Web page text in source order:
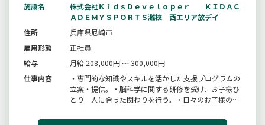
施設名
株式会社ＫｉｄｓＤｅｖｅｌｏｐｅｒ ＫＩＤＡＣ
ＡＤＥＭＹＳＰＯＲＴＳ灘校 西エリア放デイ
住所
兵庫県尼崎市
雇用形態
正社員
給与
月給 208,000円 ～ 300,000円
仕事内容
・専門的な知識やスキルを活かした支援プログラムの
立案・提供。・脳科学に関する研修を受け、お子様ひ
とり一人に合った関わりを行う。・日々のお子様の成
やお子様が通う園との連携を行う。・ご家庭での関わ